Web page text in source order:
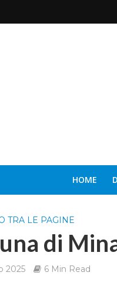
HOME
TRA LE PAGINE
di
2025 6 Min Read